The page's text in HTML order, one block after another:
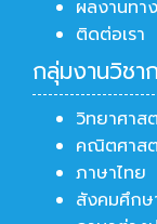
ผลงานทา
ติดต่อเรา
กลุ่มงานวิชา
วิทยาศาส
คณิตศาส
ภาษาไทย
สังคมศึกษ